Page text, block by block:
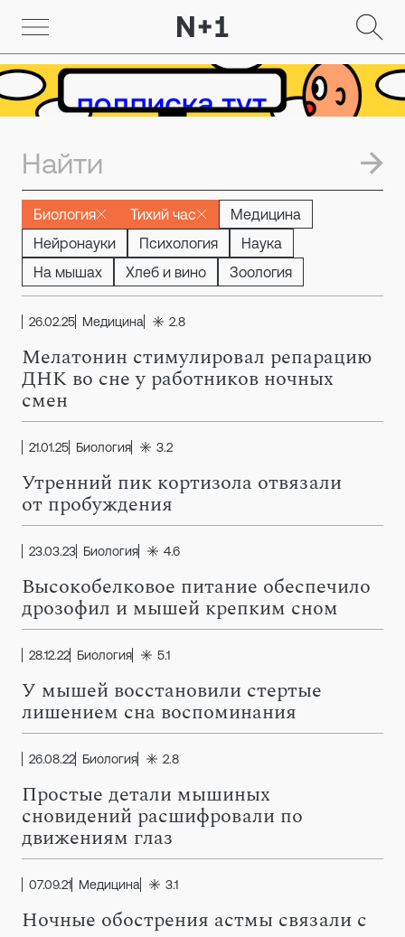
Биология Тихий час
Медицина
Нейронауки
Психология
Наука
На мышах
Хлеб и вино Зоология
26.02.25 Медицина 2.8
Мелатонин стимулировал репарацию
ДНК во сне у работников ночных
смен
21.01.25 Биология 3.2
Утренний пик кортизола отвязали
от пробуждения
23.03.23 Биология 4.6
Высокобелковое питание обеспечило
дрозофил и мышей крепким сном
28.12.22 Биология 5.1
У мышей восстановили стертые
лишением сна воспоминания
26.08.22 Биология 2.8
Простые детали мышиных
сновидений расшифровали по
движениям глаз
07.09.21 Медицина 3.1
Ночные обострения астмы связали с